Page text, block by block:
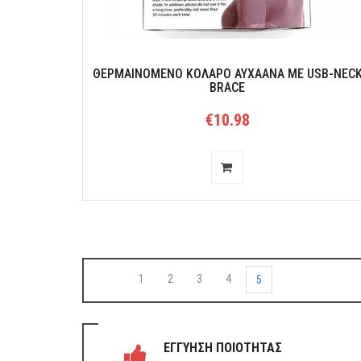
ΘΕΡΜΑΙΝΌΜΕΝΟ ΚΟΛΆΡΟ ΑΥΧΑΆΝΑ ΜΕ USB-
BRACE
€10.98
1 2 3 4 5
ΕΓΓΥΗΣΗ ΠΟΙΟΤΗΤΑΣ